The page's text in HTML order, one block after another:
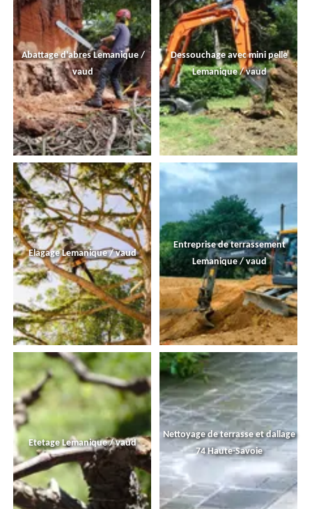
Abattage d'abres Lemanique /
vaud
Dessouchage avec mini pelle
Lemanique / vaud
Elagage Lemanique / vaud
Entreprise de terrassement
Lemanique / vaud
Etetage Lemanique / vaud
Nettoyage de terrasse et dallage
74 Haute-Savoie